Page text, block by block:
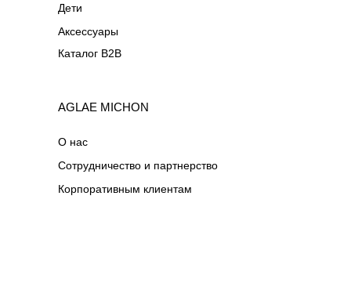
О нас
AGLAE MICHON
Дети
Аксессуары
Сотрудничество и партнерство
Корпоративным клиентам
Каталог B2B